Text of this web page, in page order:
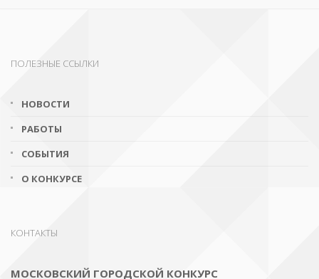
ПОЛЕЗНЫЕ ССЫЛКИ
НОВОСТИ
РАБОТЫ
СОБЫТИЯ
О КОНКУРСЕ
КОНТАКТЫ
МОСКОВСКИЙ ГОРОДСКОЙ КОНКУРС